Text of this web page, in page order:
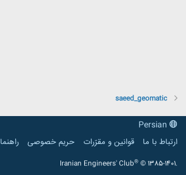
saeed_geomatic
ارتباط با ما
قوانین و مقرّرات حریم خصوصی راهنما
Iranian Engineers' Club® © 1385-1401.